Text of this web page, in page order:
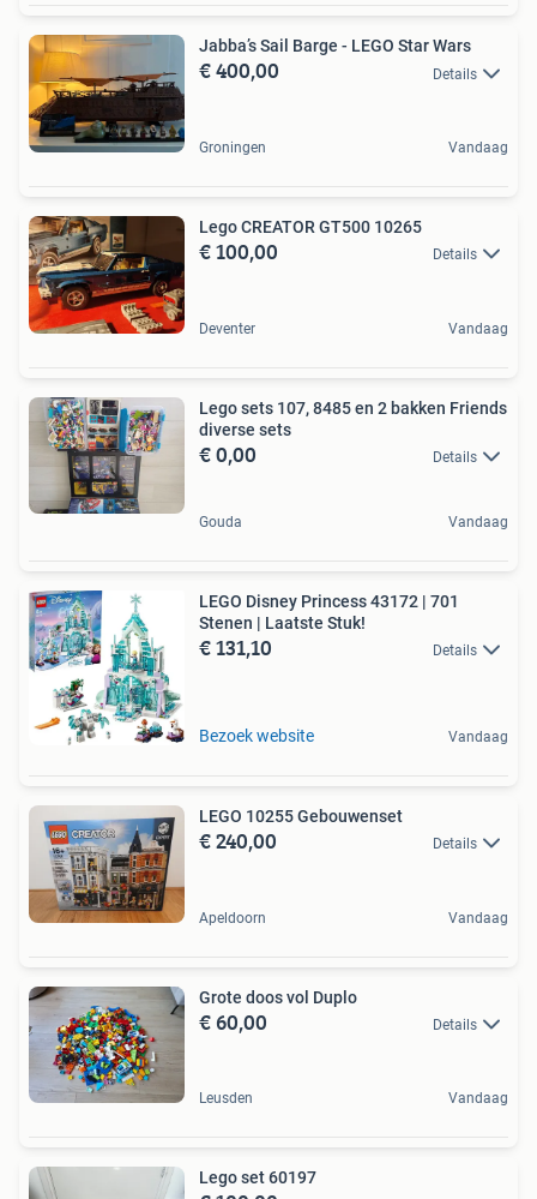
Jabba’s Sail Barge - LEGO Star Wars
€ 400,00 Details
Groningen Vandaag
Lego CREATOR GT500 10265
€ 100,00 Details
Deventer Vandaag
Lego sets 107, 8485 en 2 bakken Friends
diverse sets
€ 0,00 Details
Gouda Vandaag
LEGO Disney Princess 43172 | 701
Stenen | Laatste Stuk!
€ 131,10 Details
Bezoek website Vandaag
LEGO 10255 Gebouwenset
€ 240,00 Details
Apeldoorn Vandaag
Grote doos vol Duplo
€ 60,00 Details
Leusden Vandaag
Lego set 60197